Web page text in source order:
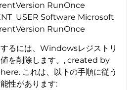
RunOnce
Software Microsoft
RunOnce
るには、Windowsレジストリ
を削除します。, created by
. これは、以下の手順に従う
性があります: